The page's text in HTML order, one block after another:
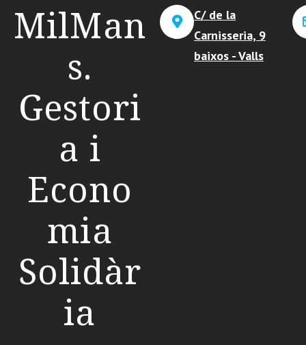
MilMan
s.
Gestori
a i
Econo
mia
Solidàr
ia
C/ de la
Carnisseria, 9
baixos - Valls